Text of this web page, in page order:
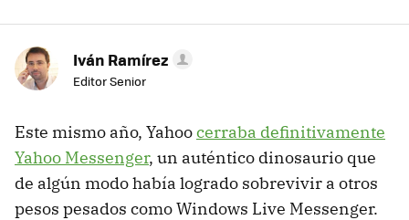
Iván Ramírez
Editor Senior
Este mismo año, Yahoocerraba definitivamente
Yahoo Messenger, un auténtico dinosaurio que
de algún modo había logrado sobrevivir a otros
pesos pesados como Windows Live Messenger.